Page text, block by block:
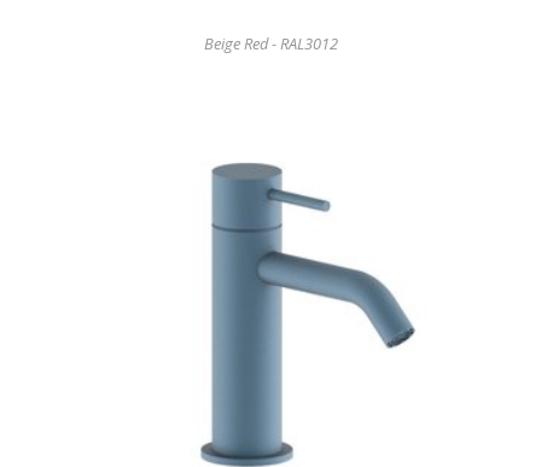
Beige Red - RAL3012